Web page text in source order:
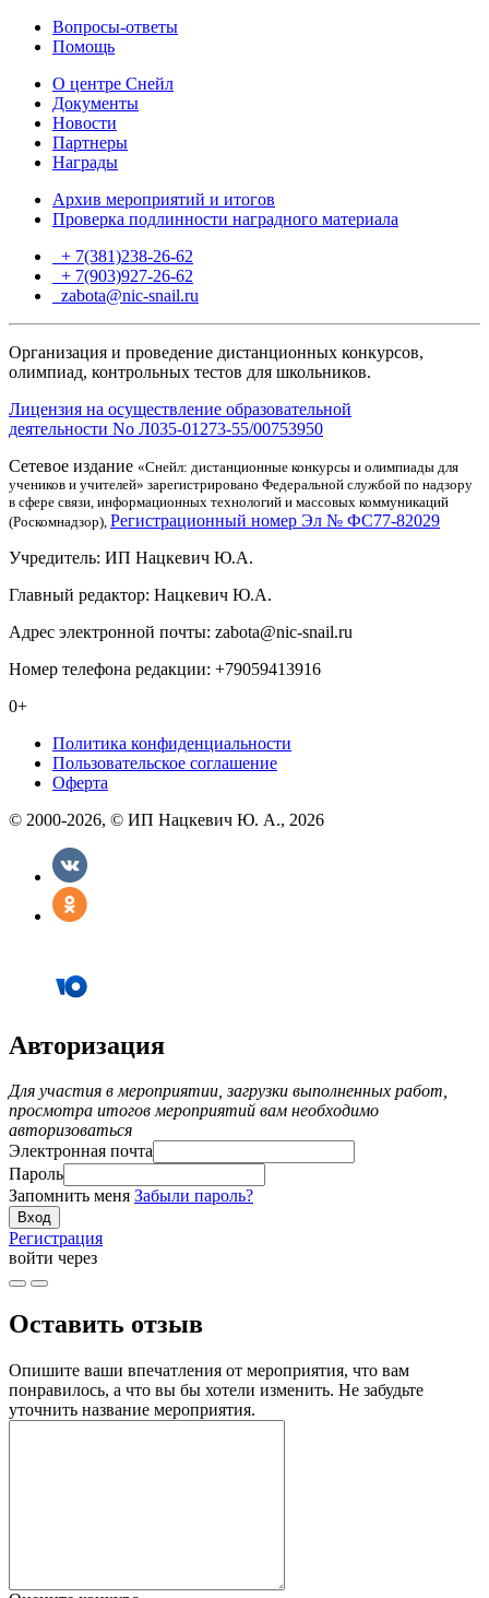
Вопросы-ответы
Помощь
О центре Снейл
Документы
Новости
Партнеры
Награды
Архив мероприятий и итогов
Проверка подлинности наградного материала
+ 7(381)238-26-62
+ 7(903)927-26-62
zabota@nic-snail.ru
Организация и проведение дистанционных конкурсов,
олимпиад, контрольных тестов для школьников.
Лицензия на осуществление образовательной
деятельности No Л035-01273-55/00753950
Сетевое издание «Снейл: дистанционные конкурсы и олимпиады для
учеников и учителей» зарегистрировано Федеральной службой по надзору
в сфере связи, информационных технологий и массовых коммуникаций
(Роскомнадзор), Регистрационный номер Эл № ФС77-82029
Учредитель: ИП Нацкевич Ю.А.
Главный редактор: Нацкевич Ю.А.
Адрес электронной почты: zabota@nic-snail.ru
Номер телефона редакции: +79059413916
0+
Политика конфиденциальности
Пользовательское соглашение
Оферта
© 2000-2026, © ИП Нацкевич Ю. А., 2026
Авторизация
Для участия в мероприятии, загрузки выполненных работ,
просмотра итогов мероприятий вам необходимо
авторизоваться
Электронная почта
Пароль
Запомнить меня Забыли пароль?
Регистрация
войти через
Оставить отзыв
Опишите ваши впечатления от мероприятия, что вам
понравилось, а что вы бы хотели изменить. Не забудьте
уточнить название мероприятия.